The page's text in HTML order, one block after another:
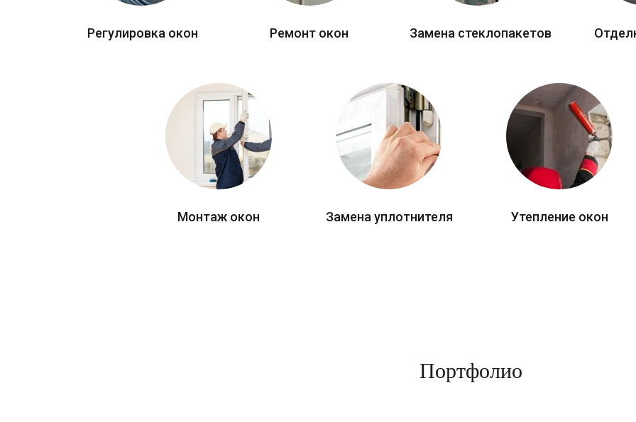
Регулировка окон Ремонт окон Замена стеклопакетов
Монтаж окон Замена уплотнителя Утепление окон
Портфолио